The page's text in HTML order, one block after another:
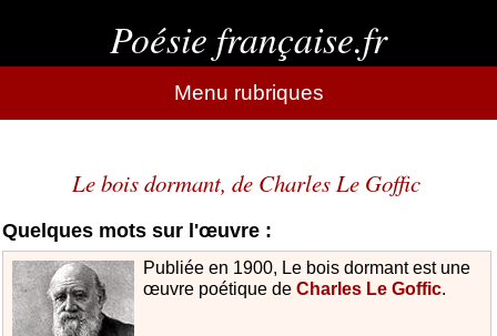
Poésie française.fr
Menu rubriques
Le bois dormant, de Charles Le Goffic
Quelques mots sur l'œuvre :
Publiée en 1900, Le bois dormant est une
œuvre poétique de Charles Le Goffic.